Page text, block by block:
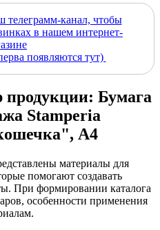
телеграмм-канал, чтобы
в нашем интернет-
появляются тут)
Бумага
Stamperia
А4
материалы для
помогают создавать
При формировании каталога
особенности применения